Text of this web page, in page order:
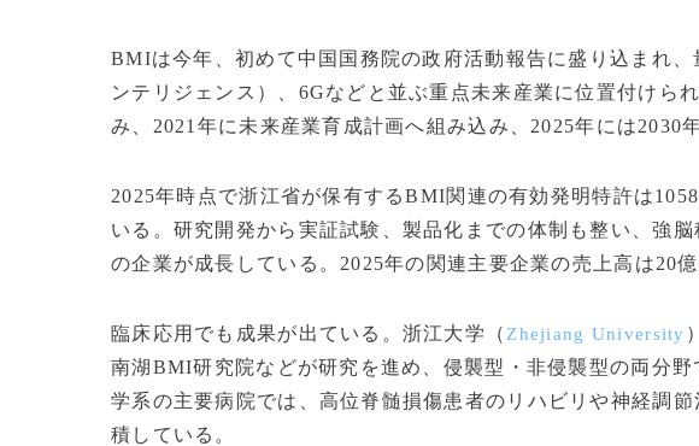
BMIは今年、初めて中国国務院の政府活動報告に盛り込まれ
ンテリジェンス）、6Gなどと並ぶ重点未来産業に位置付けら
み、2021年に未来産業育成計画へ組み込み、2025年には2030
2025年時点で浙江省が保有するBMI関連の有効発明特許は
いる。研究開発から実証試験、製品化までの体制も整い、強
の企業が成長している。2025年の関連主要企業の売上高は20億
臨床応用でも成果が出ている。浙江大学（ Zhejiang University
南湖BMI研究院などが研究を進め、侵襲型・非侵襲型の両分
学系の主要病院では、高位脊髄損傷患者のリハビリや神経調
積している。